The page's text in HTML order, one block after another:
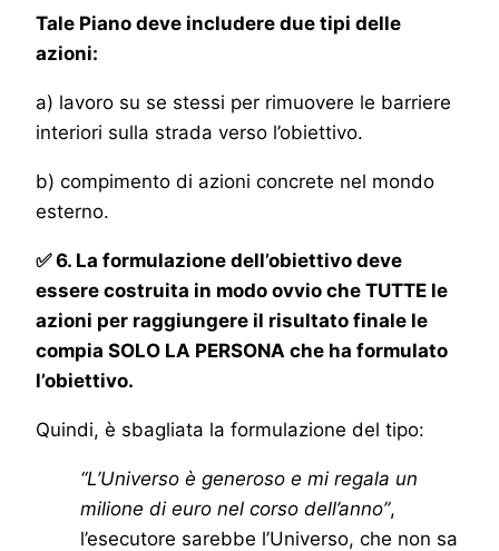
Tale Piano deve includere due tipi delle
azioni:
a) lavoro su se stessi per rimuovere le barriere
interiori sulla strada verso l’obiettivo.
b) compimento di azioni concrete nel mondo
esterno.
✅ 6. La formulazione dell’obiettivo deve
essere costruita in modo ovvio che TUTTE le
azioni per raggiungere il risultato finale le
compia SOLO LA PERSONA che ha formulato
l’obiettivo.
Quindi, è sbagliata la formulazione del tipo:
“L’Universo è generoso e mi regala un
milione di euro nel corso dell’anno”,
l’esecutore sarebbe l’Universo, che non sa